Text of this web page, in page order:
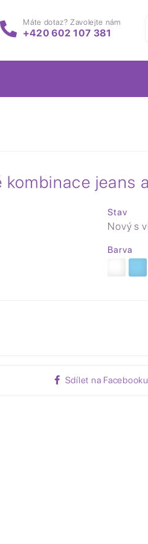
Máte dotaz? Zavolejte nám
+420 602 107 381
jeans
Stav
Nový s
Barva
Sdílet na Facebooku